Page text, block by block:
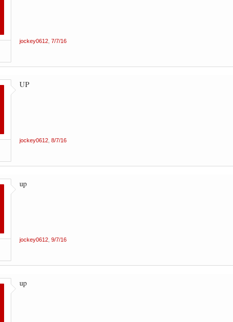
jockey0612 7/7/16
UP
jockey0612 8/7/16
up
jockey0612 9/7/16
up